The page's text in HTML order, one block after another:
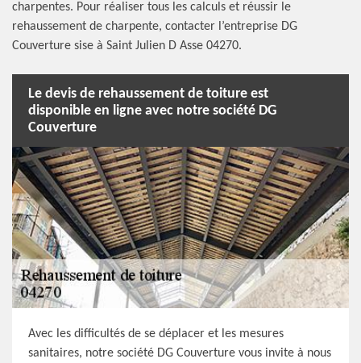
charpentes. Pour réaliser tous les calculs et réussir le
rehaussement de charpente, contacter l’entreprise DG
Couverture sise à Saint Julien D Asse 04270.
Le devis de rehaussement de toiture est
disponible en ligne avec notre société DG
Couverture
Avec les difficultés de se déplacer et les mesures
sanitaires, notre société DG Couverture vous invite à nous